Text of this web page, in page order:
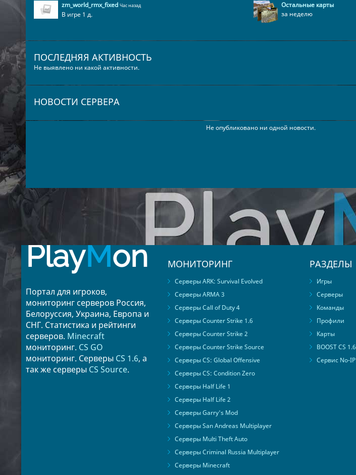
zm_world_rmx_fixed Час назад
В игре 1 д.
Остальные карты
за неделю
ПОСЛЕДНЯЯ АКТИВНОСТЬ
Не выявлено ни какой активности.
НОВОСТИ СЕРВЕРА
Не опубликовано ни одной новости.
PlayMon
Портал для игроков,
мониторинг серверов Россия,
Белоруссия, Украина, Европа и
СНГ. Статистика и рейтинги
серверов. Minecraft
мониторинг. CS GO
мониторинг. Серверы CS 1.6, а
так же серверы CS Source.
МОНИТОРИНГ
Серверы ARK: Survival Evolved
Серверы ARMA 3
Серверы Call of Duty 4
Серверы Counter Strike 1.6
Серверы Counter Strike 2
Серверы Counter Strike Source
Серверы CS: Global Offensive
Серверы CS: Condition Zero
Серверы Half Life 1
Серверы Half Life 2
Серверы Garry's Mod
Серверы San Andreas Multiplayer
Серверы Multi Theft Auto
Серверы Criminal Russia Multiplayer
Серверы Minecraft
РАЗДЕЛЫ
Игры
Серверы
Команды
Профили
Карты
BOOST CS 1.6
Сервис No-IP